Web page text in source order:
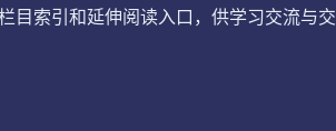
目索引和延伸阅读入口，供学习交流与交